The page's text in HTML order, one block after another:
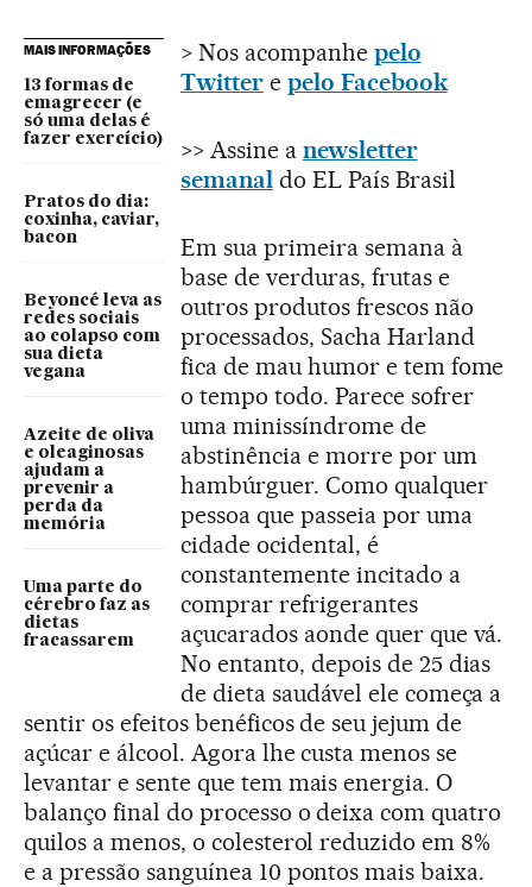
MAIS INFORMAÇÕES
13 formas de
emagrecer (e
só uma delas é
fazer exercício)
Pratos do dia:
coxinha, caviar,
bacon
Beyoncé leva as
redes sociais
ao colapso com
sua dieta
vegana
Azeite de oliva
e oleaginosas
ajudam a
prevenir a
perda da
memória
Uma parte do
cérebro faz as
dietas
fracassarem
> Nos acompanhe pelo
Twittere pelo Facebook
>> Assine a newsletter
semanaldo EL País Brasil
Em sua primeira semana à
base de verduras, frutas e
outros produtos frescos não
processados, Sacha Harland
fica de mau humor e tem fome
o tempo todo. Parece sofrer
uma minissíndrome de
abstinência e morre por um
hambúrguer. Como qualquer
pessoa que passeia por uma
cidade ocidental, é
constantemente incitado a
comprar refrigerantes
açucarados aonde quer que vá.
No entanto, depois de 25 dias
de dieta saudável ele começa a
sentir os efeitos benéficos de seu jejum de
açúcar e álcool. Agora lhe custa menos se
levantar e sente que tem mais energia. O
balanço final do processo o deixa com quatro
quilos a menos, o colesterol reduzido em 8%
e a pressão sanguínea 10 pontos mais baixa.